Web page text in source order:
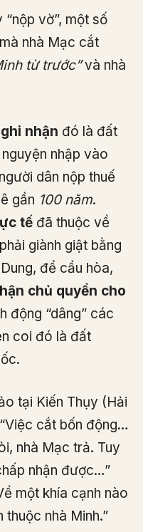
“nộp vờ”, một số
nhà Mạc cắt
từ trước”và nhà
nhận đó là đất
nhập vào
dân nộp thuế
gần 100 năm.
tế đã thuộc về
giành giật bằng
để cầu hòa,
chủ quyền cho
động “dâng” các
coi đó là đất
tại Kiến Thụy (Hải
cắt bốn động…
nhà Mạc trả. Tuy
nhận được…”
một khía cạnh nào
nhà Minh.”